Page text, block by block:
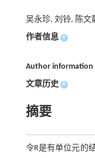
吴永珍, 刘铃, 陈文
作者信息 +
Author information
文章历史 +
摘要
令R是有单位元的